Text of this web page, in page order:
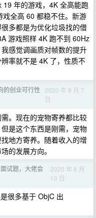
19 年的游戏，4K 全高能跑
全高 60 都稳不住。新游
多都是为优化垃圾找的借
游戏照样 4K 跑不到 60Hz
感觉调画质对帧数的提升
率就不是 4K 了，性质不
的创业可行性
2020 年 8 月 7
日
。现在的宠物寄养都比较
是这个东西是刚需，宠物
地方寄养。随着收入的增
的发展方向。
试题，大佬会
2020 年 6 月
10 日
很多基于 ObjC 出